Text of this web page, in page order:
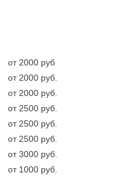
от 2000 руб
от 2000 руб.
от 2000 руб.
от 2500 руб.
от 2500 руб.
от 2500 руб.
от 3000 руб.
от 1000 руб.